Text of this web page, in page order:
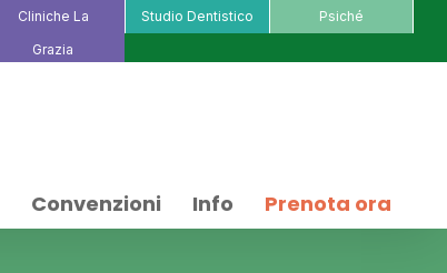
Cliniche La
Grazia
Studio Dentistico Psiché
Convenzioni Info Prenota ora